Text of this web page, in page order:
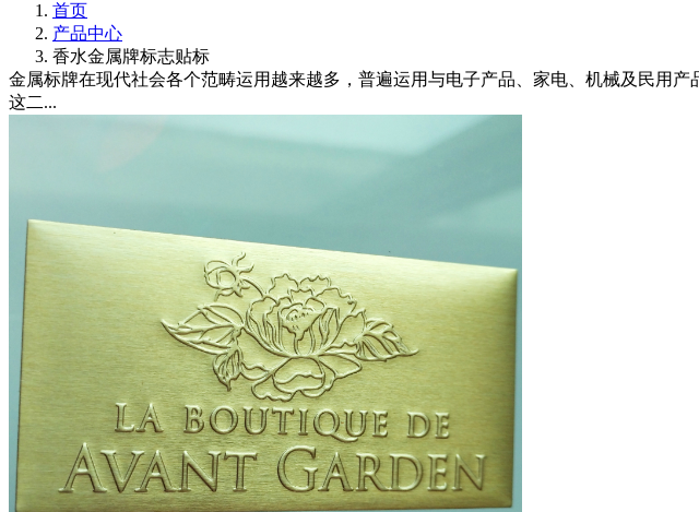
首页
产品中心
香水金属牌标志贴标
金属标牌在现代社会各个范畴运用越来越多，普遍运用与电子产品、家电、机械及民用
这二...